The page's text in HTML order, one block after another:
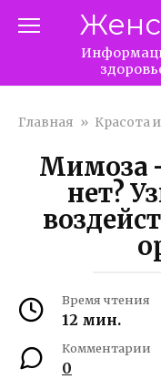
Главная » Красота
Мимоза
нет?
Время чтения
12 мин.
Комментарии
0